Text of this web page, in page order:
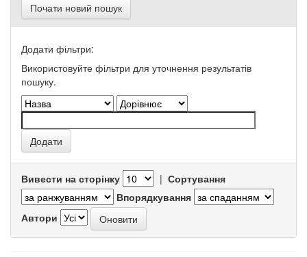
Почати новий пошук
Додати фільтри:
Використовуйте фільтри для уточнення результатів
пошуку.
Вивести на сторінку | Сортування
Впорядкування
Автори